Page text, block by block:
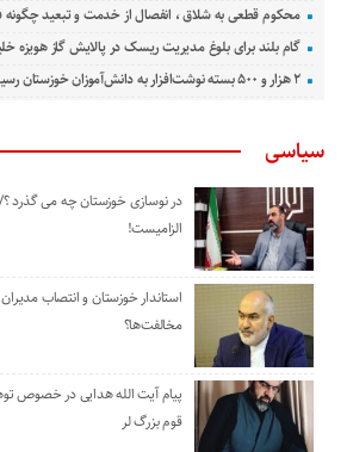
محکوم قطعی به شلاق ، انفصال از خدمت و تبعید چگونه
گام بلند برای بلوغ مدیریت ریسک در پالایش گاز هویزه
۲ هزار و ۵۰۰ بسته نوشت‌افزار به دانش‌آموزان خوزستان رسید
سیاسی
در نوسازی خوزستان چه می گذرد
الزامیست!
استاندار خوزستان و انتصاب
مخالفت‌ها؟
پیام آیت الله هدایی در خصوص
قوم بزرگ لر